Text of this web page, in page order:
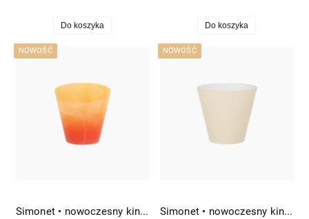
Do koszyka Do koszyka
Simonet • nowoczesny kinkiet z kloszem w kształcie stożka kol. tęczowego
NOWOŚĆ
Simonet • nowoczesny kinkiet z kloszem w kształcie stożka kol. białego
NOWOŚĆ